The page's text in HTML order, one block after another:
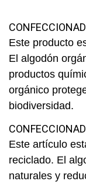
Este producto
El algodón
productos
orgánico
biodiversidad.
Este artículo
reciclado. El
naturales y